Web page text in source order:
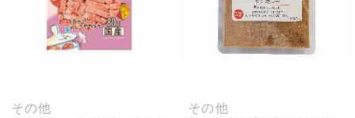
その他
その他